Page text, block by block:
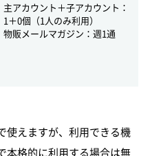
主アカウント＋子アカウント：
1＋0個（1人のみ利用）
物販メールマガジン：週1通
使えますが、利用できる機
本格的に利用する場合は無